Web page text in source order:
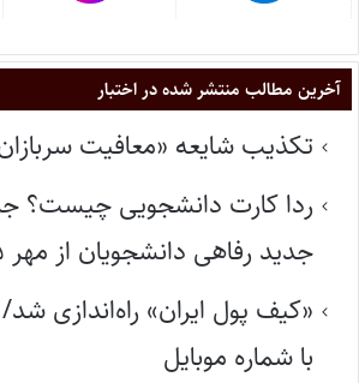
آخرین مطالب منتشر شده در اختبار
تکذیب شایعه «معافیت
ردا کارت دانشجویی چیست؟
جدید رفاهی دانشجویان از مهر ۱۴۰۵
«کیف پول ایران» راه‌اندازی شد/
با شماره موبایل